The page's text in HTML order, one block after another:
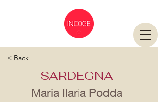
< Back
SARDEGNA
Maria Ilaria Podda